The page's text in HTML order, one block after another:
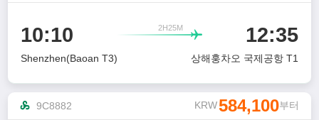
10:10 2H25M
 12:35
Shenzhen(Baoan T3) 상해훙차오 국제공항 T1
9C8882 KRW584,100부터